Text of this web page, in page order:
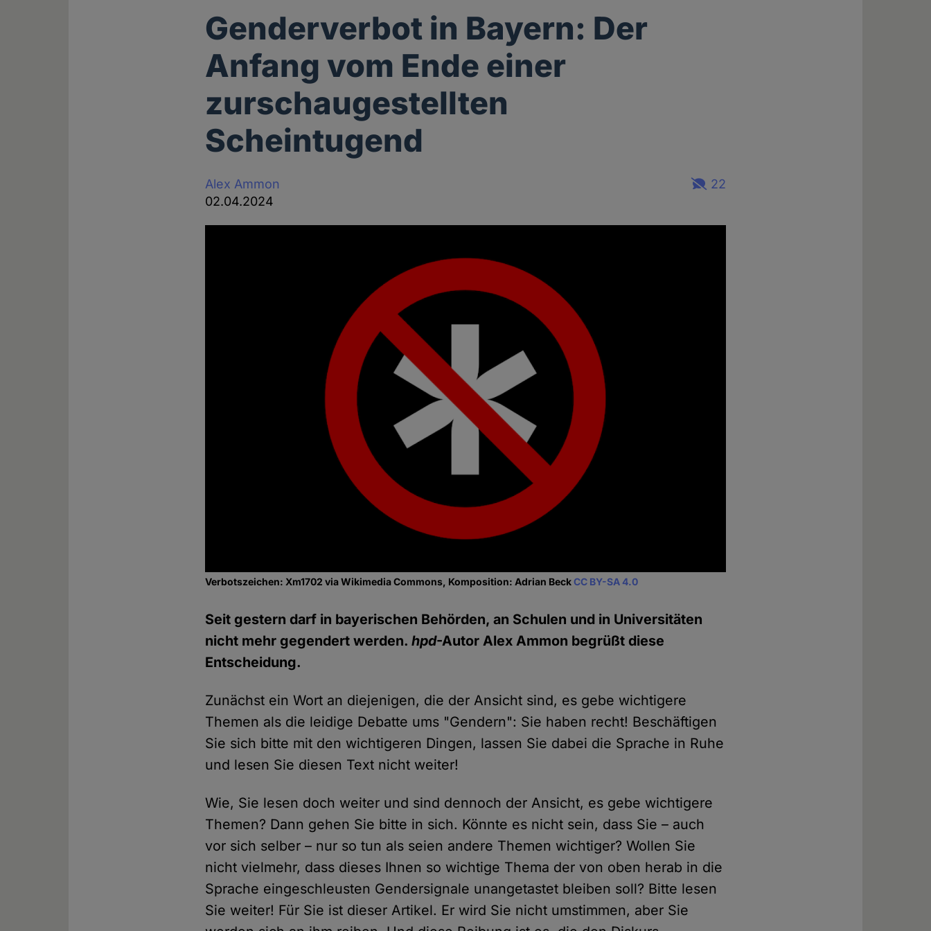
Genderverbot in Bayern: Der
Anfang vom Ende einer
zurschaugestellten
Scheintugend
Alex Ammon
02.04.2024
22
Verbotszeichen: Xm1702 via Wikimedia Commons, Komposition: Adrian BeckCC BY-SA 4.0
Seit gestern darf in bayerischen Behörden, an Schulen und in Universitäten
nicht mehr gegendert werden.hpd-Autor Alex Ammon begrüßt diese
Entscheidung.
Zunächst ein Wort an diejenigen, die der Ansicht sind, es gebe wichtigere
Themen als die leidige Debatte ums "Gendern": Sie haben recht! Beschäftigen
Sie sich bitte mit den wichtigeren Dingen, lassen Sie dabei die Sprache in Ruhe
und lesen Sie diesen Text nicht weiter!
Wie, Sie lesen doch weiter und sind dennoch der Ansicht, es gebe wichtigere
Themen? Dann gehen Sie bitte in sich. Könnte es nicht sein, dass Sie – auch
vor sich selber – nur so tun als seien andere Themen wichtiger? Wollen Sie
nicht vielmehr, dass dieses Ihnen so wichtige Thema der von oben herab in die
Sprache eingeschleusten Gendersignale unangetastet bleiben soll? Bitte lesen
Sie weiter! Für Sie ist dieser Artikel. Er wird Sie nicht umstimmen, aber Sie